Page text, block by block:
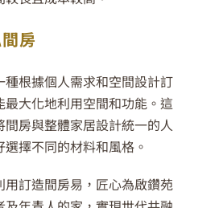
房
種根據個人需求和空間設計訂
最大化地利用空間和功能。這
房與整體家居設計統一的人
擇不同的材料和風格。
用訂造間房易，匠心為啟鑽苑